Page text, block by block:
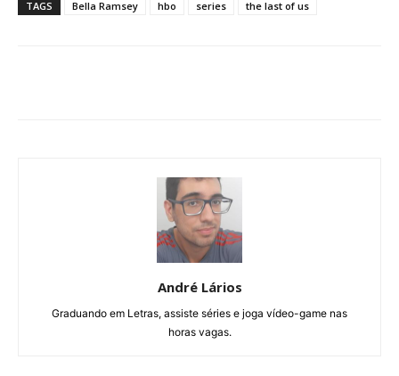
TAGS Bella Ramsey hbo series the last of us
André Lários
Graduando em Letras, assiste séries e joga vídeo-game nas
horas vagas.